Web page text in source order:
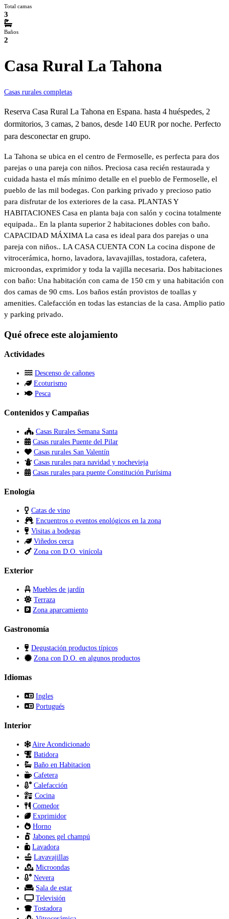
Total camas
3
Baños
2
Casa Rural La Tahona
Casas rurales completas
Reserva Casa Rural La Tahona en Espana. hasta 4 huéspedes, 2
dormitorios, 3 camas, 2 banos, desde 140 EUR por noche. Perfecto
para desconectar en grupo.
La Tahona se ubica en el centro de Fermoselle, es perfecta para dos
parejas o una pareja con niños. Preciosa casa recién restaurada y
cuidada hasta el más mínimo detalle en el pueblo de Fermoselle, el
pueblo de las mil bodegas. Con parking privado y precioso patio
para disfrutar de los exteriores de la casa. PLANTAS Y
HABITACIONES Casa en planta baja con salón y cocina totalmente
equipada.. En la planta superior 2 habitaciones dobles con baño.
CAPACIDAD MÁXIMA La casa es ideal para dos parejas o una
pareja con niños.. LA CASA CUENTA CON La cocina dispone de
vitrocerámica, horno, lavadora, lavavajillas, tostadora, cafetera,
microondas, exprimidor y toda la vajilla necesaria. Dos habitaciones
con baño: Una habitación con cama de 150 cm y una habitación con
dos camas de 90 cms. Los baños están provistos de toallas y
amenities. Calefacción en todas las estancias de la casa. Amplio patio
y parking privado.
Qué ofrece este alojamiento
Actividades
Descenso de cañones
Ecoturismo
Pesca
Contenidos y Campañas
Casas Rurales Semana Santa
Casas rurales Puente del Pilar
Casas rurales San Valentín
Casas rurales para navidad y nochevieja
Casas rurales para puente Constitución Purísima
Enología
Catas de vino
Encuentros o eventos enológicos en la zona
Visitas a bodegas
Viñedos cerca
Zona con D.O. vinícola
Exterior
Muebles de jardín
Terraza
Zona aparcamiento
Gastronomía
Degustación productos típicos
Zona con D.O. en algunos productos
Idiomas
Ingles
Portugués
Interior
Aire Acondicionado
Batidora
Baño en Habitacion
Cafetera
Calefacción
Cocina
Comedor
Exprimidor
Horno
Jabones gel champú
Lavadora
Lavavajillas
Microondas
Nevera
Sala de estar
Televisión
Tostadora